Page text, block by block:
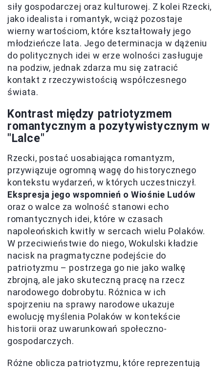
siły gospodarczej oraz kulturowej. Z kolei Rzecki,
jako idealista i romantyk, wciąż pozostaje
wierny wartościom, które kształtowały jego
młodzieńcze lata. Jego determinacja w dążeniu
do politycznych idei w erze wolności zasługuje
na podziw, jednak zdarza mu się zatracić
kontakt z rzeczywistością współczesnego
świata.
Kontrast między patriotyzmem
romantycznym a pozytywistycznym w
"Lalce"
Rzecki, postać uosabiająca romantyzm,
przywiązuje ogromną wagę do historycznego
kontekstu wydarzeń, w których uczestniczył.
Ekspresja jego wspomnień o Wiośnie Ludów
oraz o walce za wolność stanowi echo
romantycznych idei, które w czasach
napoleońskich kwitły w sercach wielu Polaków.
W przeciwieństwie do niego, Wokulski kładzie
nacisk na pragmatyczne podejście do
patriotyzmu – postrzega go nie jako walkę
zbrojną, ale jako skuteczną pracę na rzecz
narodowego dobrobytu. Różnica w ich
spojrzeniu na sprawy narodowe ukazuje
ewolucję myślenia Polaków w kontekście
historii oraz uwarunkowań społeczno-
gospodarczych.
Różne oblicza patriotyzmu, które reprezentują